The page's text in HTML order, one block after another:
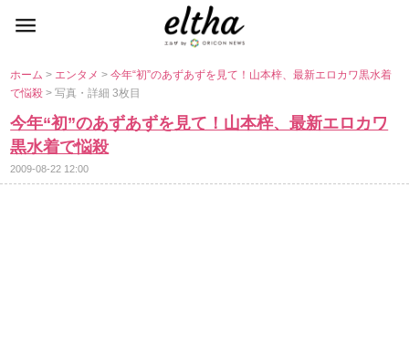
ホーム> エンタメ>今年“初”のあずあずを見て！山本梓、最新エロカワ黒水着
で悩殺> 写真・詳細 3枚目
今年“初”のあずあずを見て！山本梓、最新エロカワ
黒水着で悩殺
2009-08-22 12:00